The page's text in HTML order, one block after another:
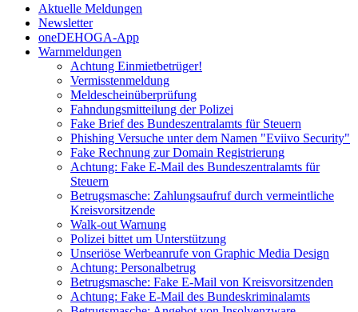
Aktuelle Meldungen
Newsletter
oneDEHOGA-App
Warnmeldungen
Achtung Einmietbetrüger!
Vermisstenmeldung
Meldescheinüberprüfung
Fahndungsmitteilung der Polizei
Fake Brief des Bundeszentralamts für Steuern
Phishing Versuche unter dem Namen "Eviivo Security"
Fake Rechnung zur Domain Registrierung
Achtung: Fake E-Mail des Bundeszentralamts für
Steuern
Betrugsmasche: Zahlungsaufruf durch vermeintliche
Kreisvorsitzende
Walk-out Warnung
Polizei bittet um Unterstützung
Unseriöse Werbeanrufe von Graphic Media Design
Achtung: Personalbetrug
Betrugsmasche: Fake E-Mail von Kreisvorsitzenden
Achtung: Fake E-Mail des Bundeskriminalamts